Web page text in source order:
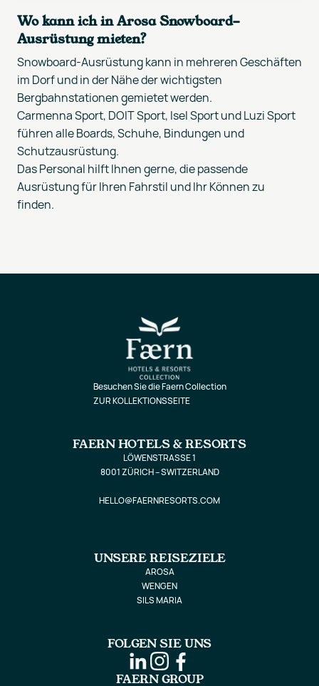
Wo kann ich in Arosa Snowboard-
Ausrüstung mieten?
Snowboard-Ausrüstung kann in mehreren Geschäften
im Dorf und in der Nähe der wichtigsten
Bergbahnstationen gemietet werden.
Carmenna Sport, DOIT Sport, Isel Sport und Luzi Sport
führen alle Boards, Schuhe, Bindungen und
Schutzausrüstung.
Das Personal hilft Ihnen gerne, die passende
Ausrüstung für Ihren Fahrstil und Ihr Können zu
finden.
Besuchen Sie die Faern Collection
ZUR KOLLEKTIONSSEITE
FAERN HOTELS & RESORTS
LÖWENSTRASSE 1
8001 ZÜRICH – SWITZERLAND
HELLO@FAERNRESORTS.COM
UNSERE REISEZIELE
AROSA
WENGEN
SILS MARIA
FOLGEN SIE UNS
FAERN GROUP